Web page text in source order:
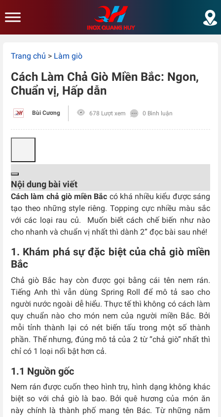
Trang chủ > Làm giò
Cách Làm Chả Giò Miền Bắc: Ngon,
Chuẩn vị, Hấp dẫn
Bùi Cương 678 Lượt xem 0 Bình luận
Nội dung bài viết
Cách làm chả giò miền Bắc có khá nhiều kiểu được sáng
tạo theo những style riêng. Topping cực nhiều màu sắc
với các loại rau củ. Muốn biết cách chế biến như nào
cho nhanh và chuẩn vị nhất thì dành 2” đọc bài sau nhé!
1. Khám phá sự đặc biệt của chả giò miền
Bắc
Chả giò Bắc hay còn được gọi bằng cái tên nem rán.
Tiếng Anh thì vẫn dùng Spring Roll để mô tả sao cho
người nước ngoài dễ hiểu. Thực tế thì không có cách làm
quy chuẩn nào cho món nem của người miền Bắc. Bởi
mỗi tỉnh thành lại có nét biến tấu trong một số thành
phần. Thế nhưng, đúng mô tả của 2 từ “chả giò” nhất thì
chỉ có 1 loại nổi bật hơn cả.
1.1 Nguồn gốc
Nem rán được cuốn theo hình trụ, hình dạng không khác
biệt so với chả giò là bao. Bởi quê hương của món ăn
này chính là thành phố mang tên Bác. Từ những năm